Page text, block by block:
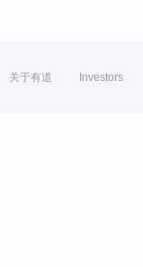
关于有道 Investors